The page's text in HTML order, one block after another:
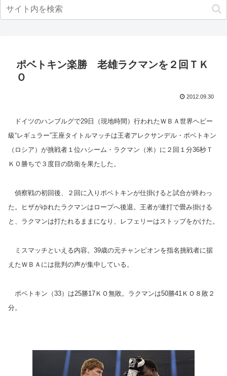
ポベトキン楽勝 老雄ラクマンを２回ＴＫ
Ｏ
2012.09.30
ドイツのハンブルグで29 日（現地時間）行われたＷＢＡ世界ヘビー
級“レギュラー”王座タイトルマッチは王者アレクサンデル・ポベトキン
（ロシア）が挑戦者１位ハシーム・ラクマン（米）に２回１分36秒Ｔ
ＫＯ勝ちで３度目の防衛を果たした。
偵察戦の初回後、２回に入りポベトキンが仕掛けると試合が終わっ
た。ヒザがゆれたラクマンはロープへ後退。王者が連打で畳み掛ける
と、ラクマンは打たれるままになり、レフェリーはストップをかけた。
ミスマッチといえる内容。39歳の元チャンピオンを指名挑戦者に据
えたＷＢＡには批判の声が集中している。
ポベトキン（33）は25勝17ＫＯ無敗。ラクマンは50勝41ＫＯ８敗２
分。